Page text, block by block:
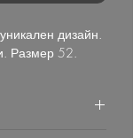
дизайн.
Размер 52.